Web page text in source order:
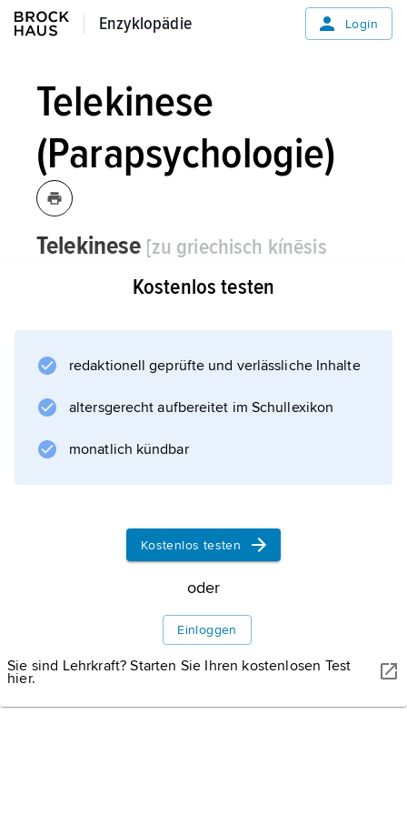
Enzyklopädie
Enzyklopädie Login
Telekinese
(Parapsychologie)
Telekinese [zu griechisch kínēsis
»Bewegung«]
die, -, Parapsychologie:
unerklärbares Phänomen, heute meist unter
Hypothesen nehmen eine Konversion
psychischer in materielle Energie oder eine
Exteriorisation motorischer Energie an.
Informationen zum Artikel
Kostenlos testen
redaktionell geprüfte und verlässliche Inhalte
altersgerecht aufbereitet im Schullexikon
monatlich kündbar
Kostenlos testen
oder
Einloggen
Sie sind Lehrkraft? Starten Sie Ihren kostenlosen Test
hier.